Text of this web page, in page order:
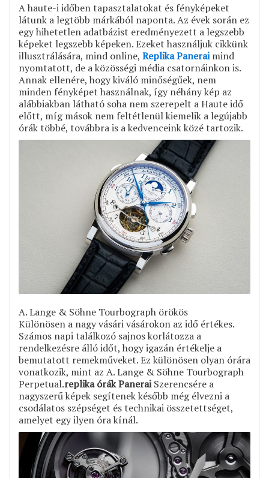
A haute-i időben tapasztalatokat és fényképeket
látunk a legtöbb márkából naponta. Az évek során ez
egy hihetetlen adatbázist eredményezett a legszebb
képeket legszebb képeken. Ezeket használjuk cikkünk
illusztrálására, mind online, Replika Paneraimind
nyomtatott, de a közösségi média csatornáinkon is.
Annak ellenére, hogy kiváló minőségűek, nem
minden fényképet használnak, így néhány kép az
alábbiakban látható soha nem szerepelt a Haute idő
előtt, míg mások nem feltétlenül kiemelik a legújabb
órák többé, továbbra is a kedvenceink közé tartozik.
A. Lange & Söhne Tourbograph örökös
Különösen a nagy vásári vásárokon az idő értékes.
Számos napi találkozó sajnos korlátozza a
rendelkezésre álló időt, hogy igazán értékelje a
bemutatott remekműveket. Ez különösen olyan órára
vonatkozik, mint az A. Lange & Söhne Tourbograph
Perpetual.replika órák PaneraiSzerencsére a
nagyszerű képek segítenek később még élvezni a
csodálatos szépséget és technikai összetettséget,
amelyet egy ilyen óra kínál.